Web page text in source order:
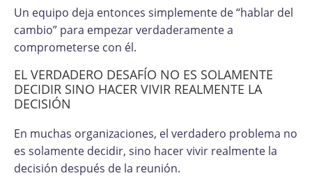
Un equipo deja entonces simplemente de “hablar del
cambio” para empezar verdaderamente a
comprometerse con él.
EL VERDADERO DESAFÍO NO ES SOLAMENTE
DECIDIR SINO HACER VIVIR REALMENTE LA
DECISIÓN
En muchas organizaciones, el verdadero problema no
es solamente decidir, sino hacer vivir realmente la
decisión después de la reunión.